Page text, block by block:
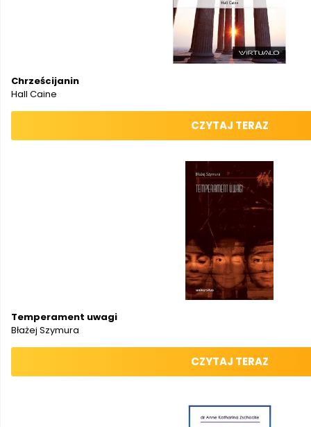
Chrześcijanin
Hall Caine
CZYTAJ TERAZ
Temperament uwagi
Błażej Szymura
CZYTAJ TERAZ